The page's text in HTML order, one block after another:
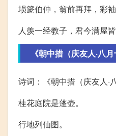
埙篪伯仲，翁前再拜，彩袖
人羡一经教子，君今满屋皆
《朝中措（庆友人·八
诗词：《朝中措（庆友人·
桂花庭院是蓬壶。
行地列仙图。